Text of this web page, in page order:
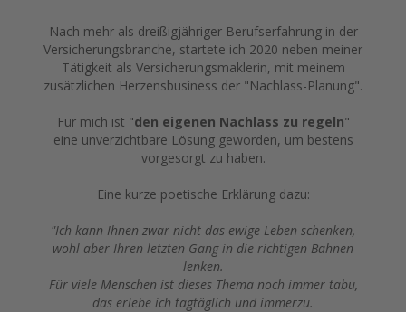
Nach mehr als dreißigjähriger Berufserfahrung in der
Versicherungsbranche, startete ich 2020 neben meiner
Tätigkeit als Versicherungsmaklerin, mit meinem
zusätzlichen Herzensbusiness der "Nachlass-Planung".
Für mich ist "den eigenen Nachlass zu regeln"
eine unverzichtbare Lösung geworden, um bestens
vorgesorgt zu haben.
Eine kurze poetische Erklärung dazu:
"Ich kann Ihnen zwar nicht das ewige Leben schenken,
wohl aber Ihren letzten Gang in die richtigen Bahnen
lenken.
Für viele Menschen ist dieses Thema noch immer tabu,
das erlebe ich tagtäglich und immerzu.